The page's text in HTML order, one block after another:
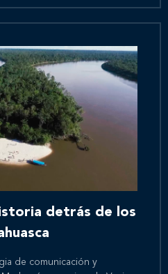
detrás de los
de comunicación y